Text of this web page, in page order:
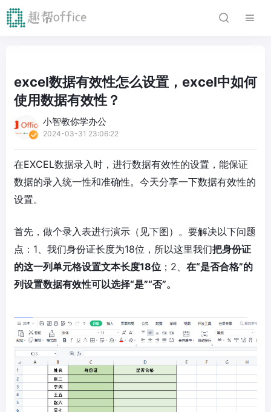
excel数据有效性怎么设置，excel中如何
使用数据有效性？
小智教你学办公
2024-03-31 23:06:22
在EXCEL数据录入时，进行数据有效性的设置，能保证
数据的录入统一性和准确性。今天分享一下数据有效性的
设置。
首先，做个录入表进行演示（见下图）。要解决以下问题
点：1、我们身份证长度为18位，所以这里我们把身份证
的这一列单元格设置文本长度18位 ；2、 在“是否合格”的
列设置数据有效性可以选择“是”“否”。